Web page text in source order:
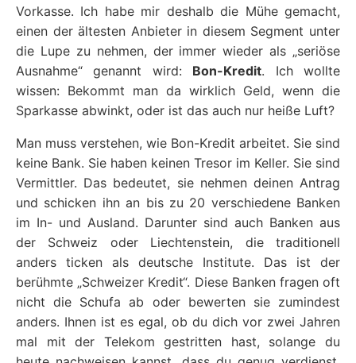
Vorkasse. Ich habe mir deshalb die Mühe gemacht,
einen der ältesten Anbieter in diesem Segment unter
die Lupe zu nehmen, der immer wieder als „seriöse
Ausnahme“ genannt wird: Bon-Kredit. Ich wollte
wissen: Bekommt man da wirklich Geld, wenn die
Sparkasse abwinkt, oder ist das auch nur heiße Luft?
Man muss verstehen, wie Bon-Kredit arbeitet. Sie sind
keine Bank. Sie haben keinen Tresor im Keller. Sie sind
Vermittler. Das bedeutet, sie nehmen deinen Antrag
und schicken ihn an bis zu 20 verschiedene Banken
im In- und Ausland. Darunter sind auch Banken aus
der Schweiz oder Liechtenstein, die traditionell
anders ticken als deutsche Institute. Das ist der
berühmte „Schweizer Kredit“. Diese Banken fragen oft
nicht die Schufa ab oder bewerten sie zumindest
anders. Ihnen ist es egal, ob du dich vor zwei Jahren
mal mit der Telekom gestritten hast, solange du